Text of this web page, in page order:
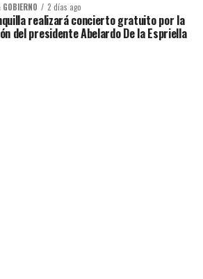
2 días ago
realizará concierto gratuito por la
del presidente Abelardo De la Espriella